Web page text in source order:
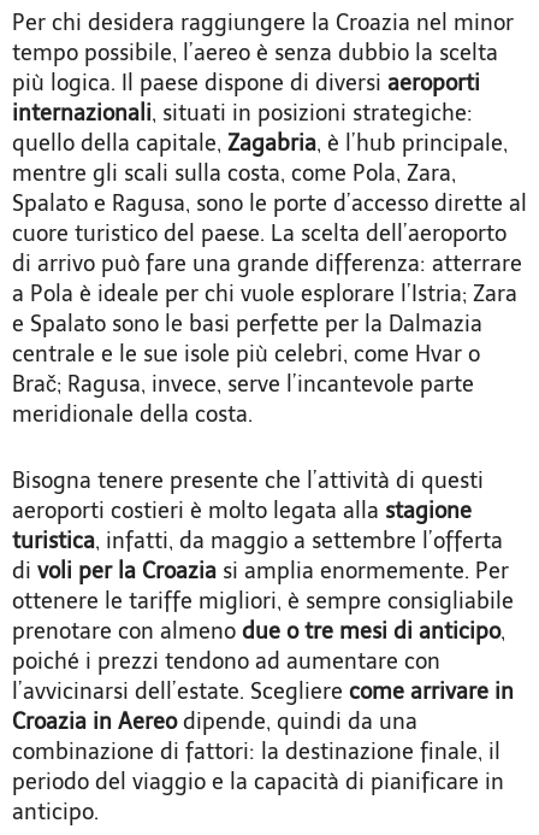
Per chi desidera raggiungere la Croazia nel minor
tempo possibile, l’aereo è senza dubbio la scelta
più logica. Il paese dispone di diversi aeroporti
internazionali, situati in posizioni strategiche:
quello della capitale, Zagabria, è l’hub principale,
mentre gli scali sulla costa, come Pola, Zara,
Spalato e Ragusa, sono le porte d’accesso dirette al
cuore turistico del paese. La scelta dell’aeroporto
di arrivo può fare una grande differenza: atterrare
a Pola è ideale per chi vuole esplorare l’Istria; Zara
e Spalato sono le basi perfette per la Dalmazia
centrale e le sue isole più celebri, come Hvar o
Brač; Ragusa, invece, serve l’incantevole parte
meridionale della costa.
Bisogna tenere presente che l’attività di questi
aeroporti costieri è molto legata alla stagione
turistica, infatti, da maggio a settembre l’offerta
di voli per la Croazia si amplia enormemente. Per
ottenere le tariffe migliori, è sempre consigliabile
prenotare con almeno due o tre mesi di anticipo,
poiché i prezzi tendono ad aumentare con
l’avvicinarsi dell’estate. Scegliere come arrivare in
Croazia in Aereodipende, quindi da una
combinazione di fattori: la destinazione finale, il
periodo del viaggio e la capacità di pianificare in
anticipo.